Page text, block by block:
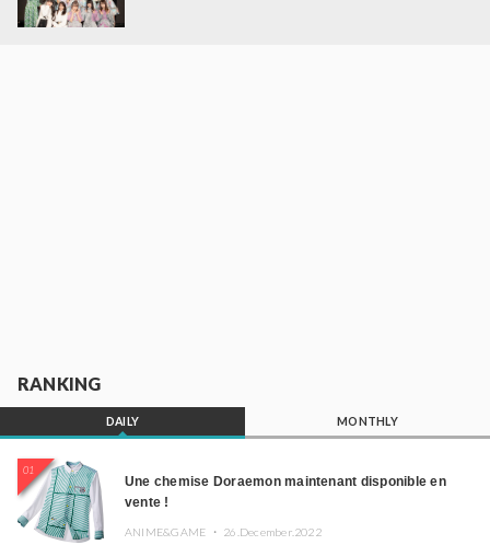
RANKING
DAILY MONTHLY
01
Une chemise Doraemon maintenant disponible en
vente !
ANIME&GAME ・ 26.December.2022